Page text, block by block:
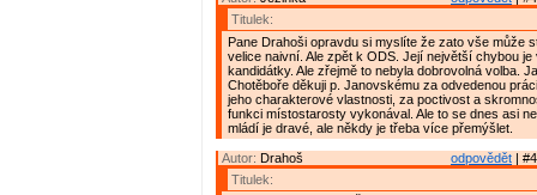
Titulek:
Pane Drahoši opravdu si myslíte že zato vše může
velice naivní. Ale zpět k ODS. Její největší chybou je
kandidátky. Ale zřejmě to nebyla dobrovolná volba.
Chotěboře děkuji p. Janovskému za odvedenou
jeho charakterové vlastnosti, za poctivost a
funkci místostarosty vykonával. Ale to se dnes asi
mládí je dravé, ale někdy je třeba více přemýšlet.
odpovědět |
Autor: Drahoš
Titulek: